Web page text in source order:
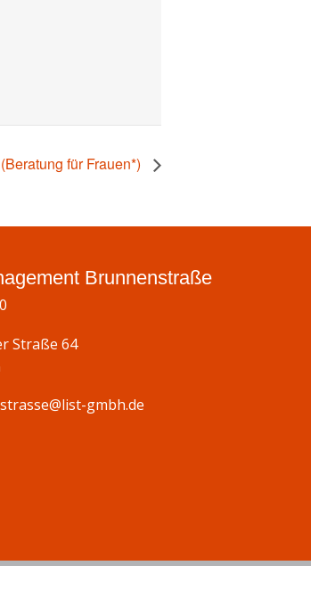
für Frauen*)
Brunnenstraße
Straße 64
gmbh.de